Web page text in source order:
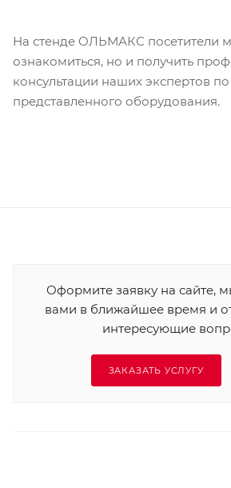
На стенде ОЛЬМАКС посетители
ознакомиться, но и получить
консультации наших экспертов
представленного оборудования.
Оформите заявку на сайте,
вами в ближайшее время и
интересующие
ЗАКАЗАТЬ УСЛУГУ